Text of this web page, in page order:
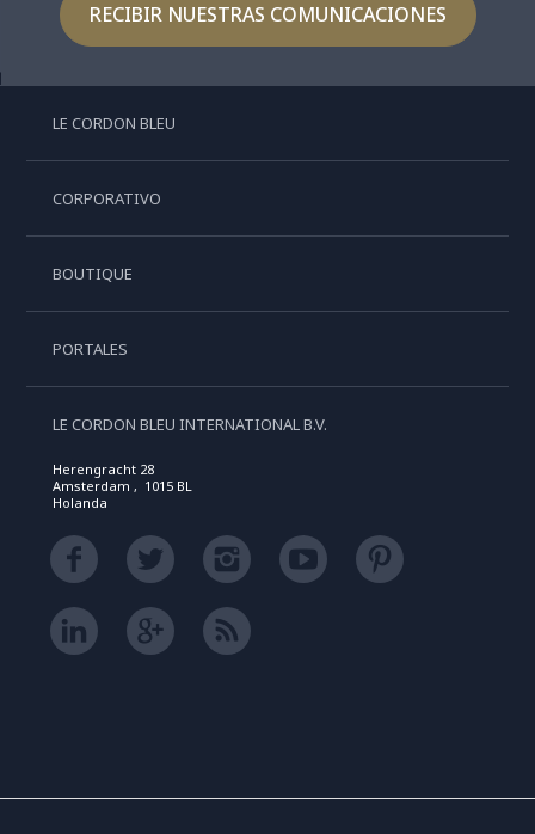
RECIBIR NUESTRAS COMUNICACIONES
LE CORDON BLEU
CORPORATIVO
BOUTIQUE
PORTALES
LE CORDON BLEU INTERNATIONAL B.V.
Herengracht 28
Amsterdam , 1015 BL
Holanda